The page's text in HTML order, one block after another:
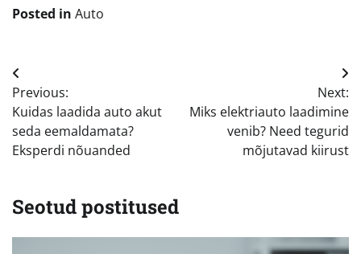
Posted in Auto
Navigeerimine
Previous:
Kuidas laadida auto akut
seda eemaldamata?
Eksperdi nõuanded
Next:
Miks elektriauto laadimine
venib? Need tegurid
mõjutavad kiirust
Seotud postitused